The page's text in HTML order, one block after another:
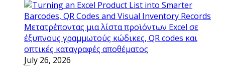
Μετατρέποντας μια λίστα προϊόντων Excel σε
έξυπνους γραμμωτούς κώδικες, QR codes και
οπτικές καταγραφές αποθέματος
July 26, 2026